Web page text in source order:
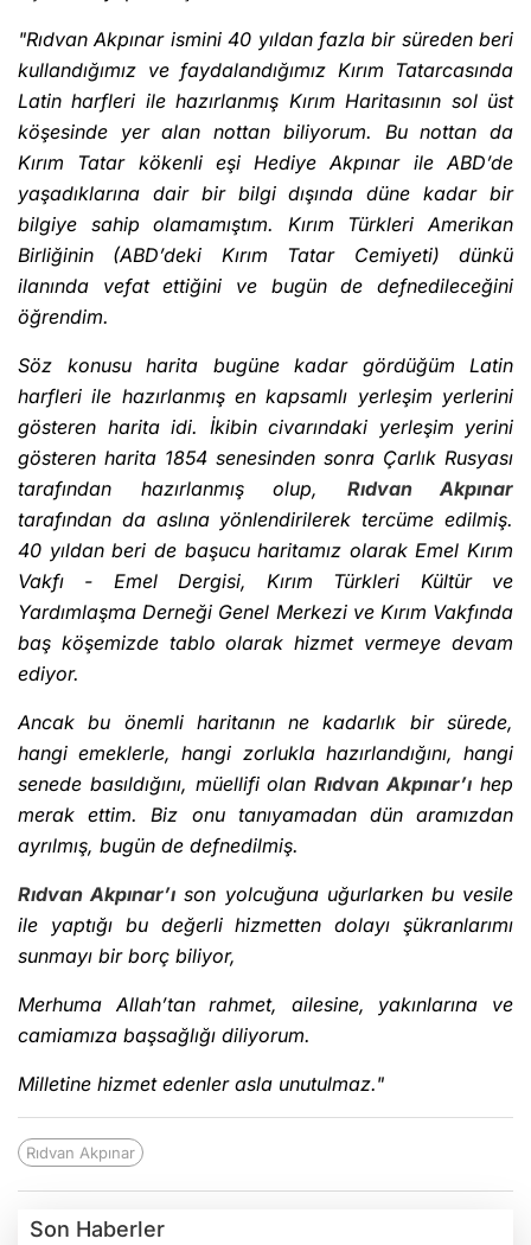
"Rıdvan Akpınar ismini 40 yıldan fazla bir süreden beri
kullandığımız ve faydalandığımız Kırım Tatarcasında
Latin harfleri ile hazırlanmış Kırım Haritasının sol üst
köşesinde yer alan nottan biliyorum. Bu nottan da
Kırım Tatar kökenli eşi Hediye Akpınar ile ABD’de
yaşadıklarına dair bir bilgi dışında düne kadar bir
bilgiye sahip olamamıştım. Kırım Türkleri Amerikan
Birliğinin (ABD’deki Kırım Tatar Cemiyeti) dünkü
ilanında vefat ettiğini ve bugün de defnedileceğini
öğrendim.
Söz konusu harita bugüne kadar gördüğüm Latin
harfleri ile hazırlanmış en kapsamlı yerleşim yerlerini
gösteren harita idi. İkibin civarındaki yerleşim yerini
gösteren harita 1854 senesinden sonra Çarlık Rusyası
tarafından hazırlanmış olup, Rıdvan Akpınar
tarafından da aslına yönlendirilerek tercüme edilmiş.
40 yıldan beri de başucu haritamız olarak Emel Kırım
Vakfı - Emel Dergisi, Kırım Türkleri Kültür ve
Yardımlaşma Derneği Genel Merkezi ve Kırım Vakfında
baş köşemizde tablo olarak hizmet vermeye devam
ediyor.
Ancak bu önemli haritanın ne kadarlık bir sürede,
hangi emeklerle, hangi zorlukla hazırlandığını, hangi
senede basıldığını, müellifi olanRıdvan Akpınar’ı hep
merak ettim. Biz onu tanıyamadan dün aramızdan
ayrılmış, bugün de defnedilmiş.
Rıdvan Akpınar’ı son yolcuğuna uğurlarken bu vesile
ile yaptığı bu değerli hizmetten dolayı şükranlarımı
sunmayı bir borç biliyor,
Merhuma Allah’tan rahmet, ailesine, yakınlarına ve
camiamıza başsağlığı diliyorum.
Milletine hizmet edenler asla unutulmaz."
Rıdvan Akpınar
Son Haberler